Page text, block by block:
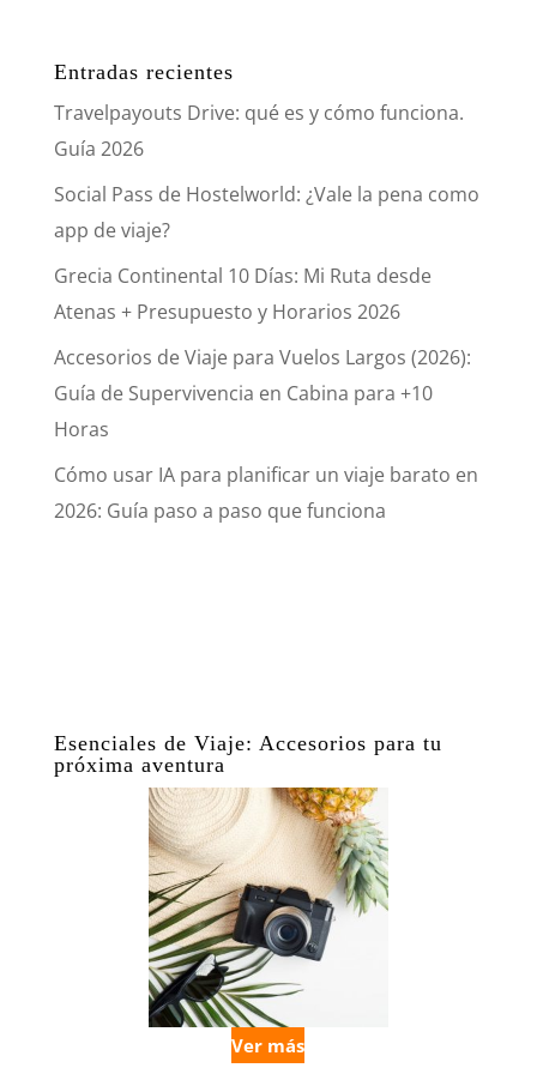
Entradas recientes
Travelpayouts Drive: qué es y cómo funciona.
Guía 2026
Social Pass de Hostelworld: ¿Vale la pena como
app de viaje?
Grecia Continental 10 Días: Mi Ruta desde
Atenas + Presupuesto y Horarios 2026
Accesorios de Viaje para Vuelos Largos (2026):
Guía de Supervivencia en Cabina para +10
Horas
Cómo usar IA para planificar un viaje barato en
2026: Guía paso a paso que funciona
Esenciales de Viaje: Accesorios para tu
próxima aventura
Ver más